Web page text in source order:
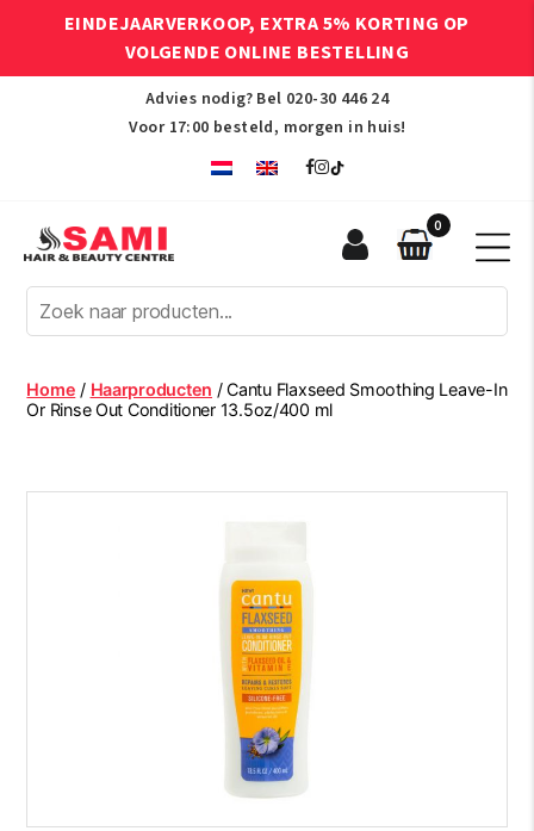
EINDEJAARVERKOOP, EXTRA 5% KORTING OP
VOLGENDE ONLINE BESTELLING
Advies nodig? Bel 020-30 446 24
Voor 17:00 besteld, morgen in huis!
Afro
Hair
Beauty
Centre
0
Home / Haarproducten / Cantu Flaxseed Smoothing Leave-In
Or Rinse Out Conditioner 13.5oz/400 ml